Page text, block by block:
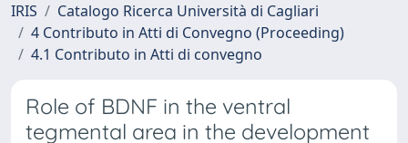
IRIS
Catalogo Ricerca Università di Cagliari
4 Contributo in Atti di Convegno (Proceeding)
4.1 Contributo in Atti di convegno
Role of BDNF in the ventral
tegmental area in the development